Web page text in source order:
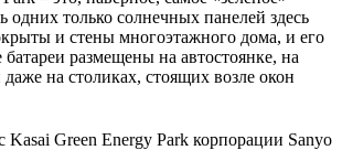
одних только солнечных панелей здесь
и стены многоэтажного дома, и его
размещены на автостоянке, на
на столиках, стоящих возле окон